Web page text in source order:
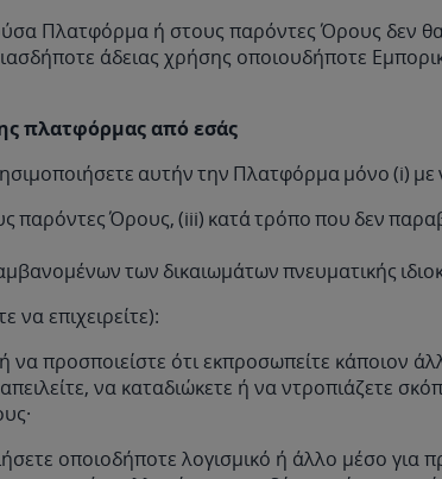
Πλατφόρμα ή στους παρόντες Όρους δεν
άδειας χρήσης οποιουδήποτε
πλατφόρμας από εσάς
αυτήν την Πλατφόρμα μόνο (i)
παρόντες Όρους, (iii) κατά τρόπο που δεν
των δικαιωμάτων πνευματικής
να επιχειρείτε):
να προσποιείστε ότι εκπροσωπείτε κάποιον
να καταδιώκετε ή να ντροπιάζετε
οποιοδήποτε λογισμικό ή άλλο μέσο για